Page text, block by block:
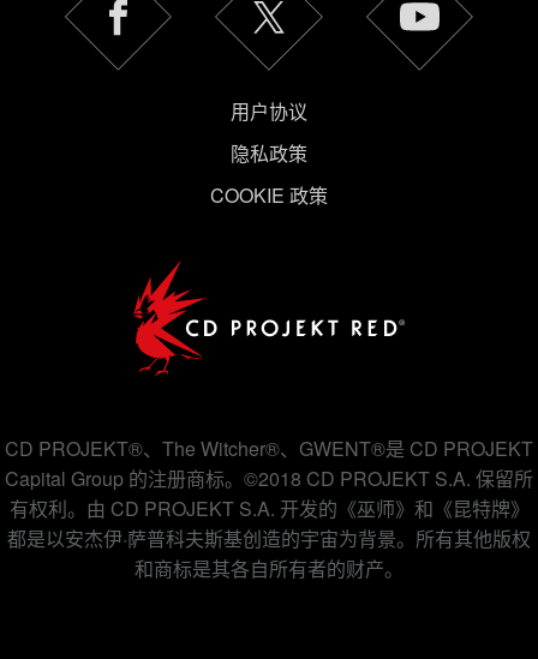
用户协议
隐私政策
COOKIE 政策
CD PROJEKT®、The Witcher®、GWENT®是 CD PROJEKT
Capital Group 的注册商标。©2018 CD PROJEKT S.A. 保留所
有权利。由 CD PROJEKT S.A. 开发的《巫师》和《昆特牌》
都是以安杰伊·萨普科夫斯基创造的宇宙为背景。所有其他版权
和商标是其各自所有者的财产。